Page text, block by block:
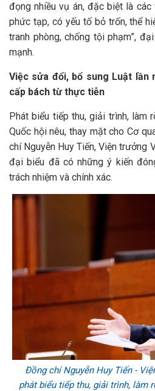
đọng nhiều vụ án, đặc biệt là các
phức tạp, có yếu tố bỏ trốn, thể
tranh phòng, chống tội phạm”,
mạnh.
Việc sửa đổi, bổ sung Luật lần
cấp bách từ thực tiễn
Phát biểu tiếp thu, giải trình, làm
Quốc hội nêu, thay mặt cho Cơ
chí Nguyễn Huy Tiến, Viện trưởng
đại biểu đã có những ý kiến
trách nhiệm và chính xác.
Đồng chí Nguyễn Huy Tiến -
phát biểu tiếp thu, giải trình, làm